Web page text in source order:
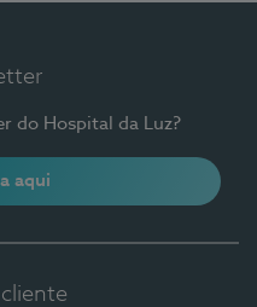
do Hospital da Luz?
aqui